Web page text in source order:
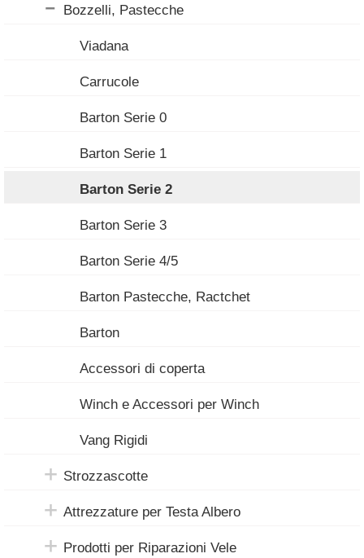
Bozzelli, Pastecche
Viadana
Carrucole
Barton Serie 0
Barton Serie 1
Barton Serie 2
Barton Serie 3
Barton Serie 4/5
Barton Pastecche, Ractchet
Barton
Accessori di coperta
Winch e Accessori per Winch
Vang Rigidi
Strozzascotte
Attrezzature per Testa Albero
Prodotti per Riparazioni Vele